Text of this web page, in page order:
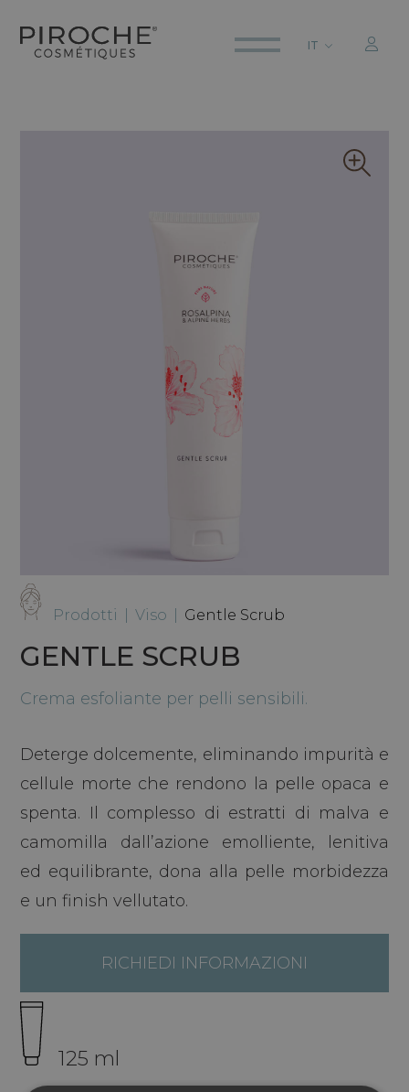
IT
DEUTSCH
Prodotti Viso Gentle Scrub
GENTLE SCRUB
Crema esfoliante per pelli sensibili.
Deterge dolcemente, eliminando impurità e
cellule morte che rendono la pelle opaca e
spenta. Il complesso di estratti di malva e
camomilla dall’azione emolliente, lenitiva
ed equilibrante, dona alla pelle morbidezza
e un finish vellutato.
RICHIEDI INFORMAZIONI
125 ml